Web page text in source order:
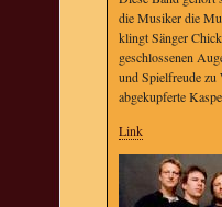
die Musiker die
klingt Sänger
geschlossenen
und Spielfreude zu
abgekupferte
Link